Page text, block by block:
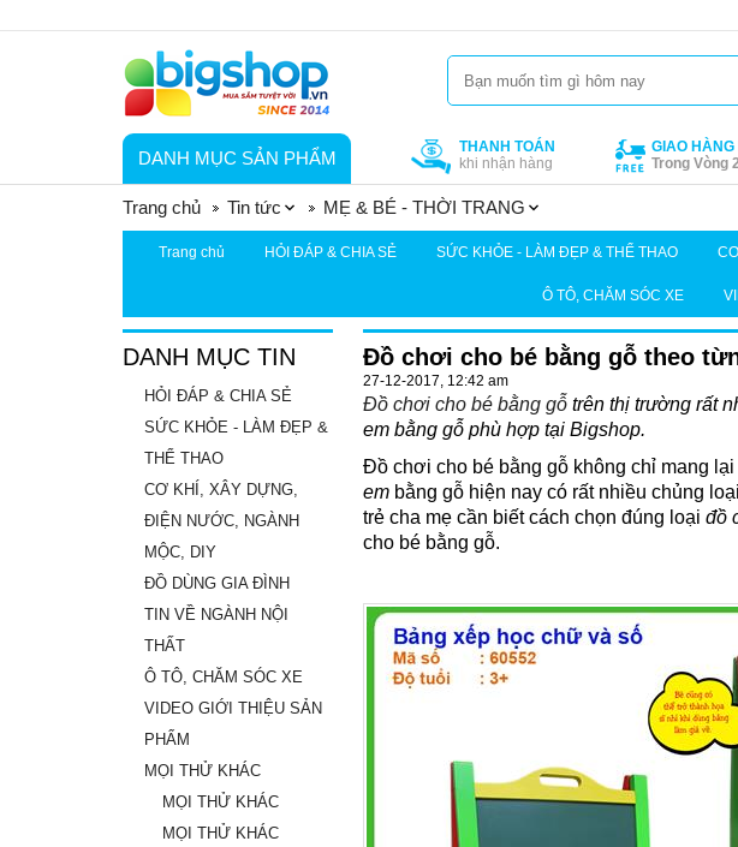
DANH MỤC SẢN PHẨM
THANH TOÁN
khi nhận hàng
GIAO HÀNG
Trong Vòng
Trang chủ
Tin tức MẸ & BÉ - THỜI TRANG
Trang chủ HỎI ĐÁP & CHIA SẺ SỨC KHỎE - LÀM ĐẸP & THỂ THAO
Ô TÔ, CHĂM SÓC XE
DANH MỤC TIN
HỎI ĐÁP & CHIA SẺ
SỨC KHỎE - LÀM ĐẸP &
THỂ THAO
CƠ KHÍ, XÂY DỰNG,
ĐIỆN NƯỚC, NGÀNH
MỘC, DIY
ĐỒ DÙNG GIA ĐÌNH
TIN VỀ NGÀNH NỘI
THẤT
Ô TÔ, CHĂM SÓC XE
VIDEO GIỚI THIỆU SẢN
PHẨM
MỌI THỬ KHÁC
MỌI THỬ KHÁC
MỌI THỬ KHÁC
Đồ chơi cho bé bằng gỗ theo
27-12-2017, 12:42 am
Đồ chơi cho bé bằng gỗ trên thị trường rất
em bằng gỗ phù hợp tại Bigshop.
Đồ chơi cho bé bằng gỗ không chỉ mang
em bằng gỗ hiện nay có rất nhiều chủng
trẻ cha mẹ cần biết cách chọn đúng loại đồ
cho bé bằng gỗ.